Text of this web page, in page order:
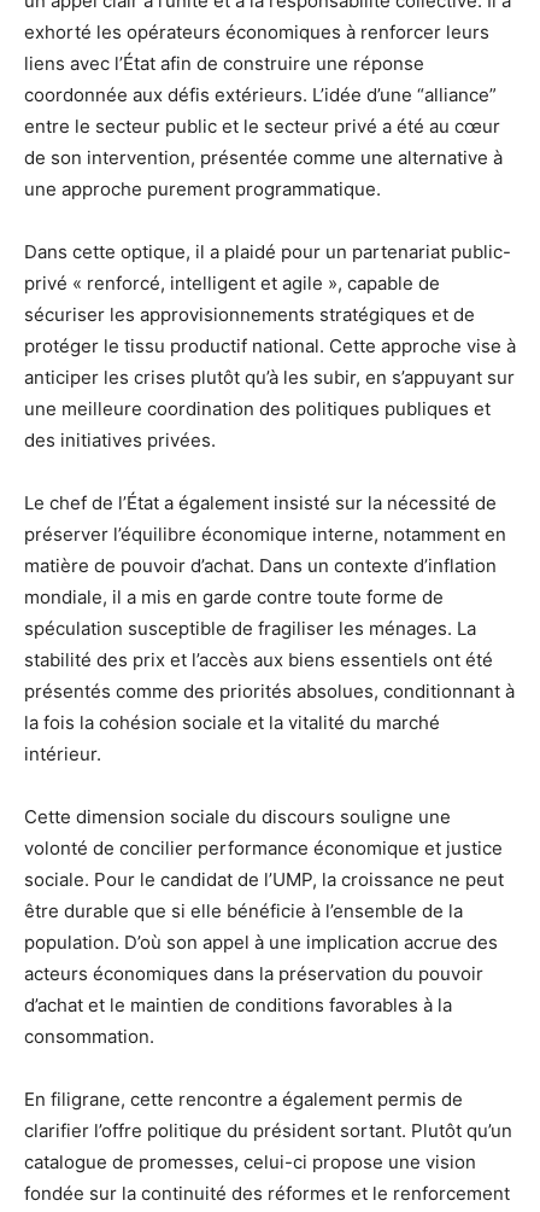
exhorté les opérateurs économiques à renforcer leurs
liens avec l’État afin de construire une réponse
coordonnée aux défis extérieurs. L’idée d’une “alliance”
entre le secteur public et le secteur privé a été au cœur
de son intervention, présentée comme une alternative à
une approche purement programmatique.
Dans cette optique, il a plaidé pour un partenariat public-
privé « renforcé, intelligent et agile », capable de
sécuriser les approvisionnements stratégiques et de
protéger le tissu productif national. Cette approche vise à
anticiper les crises plutôt qu’à les subir, en s’appuyant sur
une meilleure coordination des politiques publiques et
des initiatives privées.
Le chef de l’État a également insisté sur la nécessité de
préserver l’équilibre économique interne, notamment en
matière de pouvoir d’achat. Dans un contexte d’inflation
mondiale, il a mis en garde contre toute forme de
spéculation susceptible de fragiliser les ménages. La
stabilité des prix et l’accès aux biens essentiels ont été
présentés comme des priorités absolues, conditionnant à
la fois la cohésion sociale et la vitalité du marché
intérieur.
Cette dimension sociale du discours souligne une
volonté de concilier performance économique et justice
sociale. Pour le candidat de l’UMP, la croissance ne peut
être durable que si elle bénéficie à l’ensemble de la
population. D’où son appel à une implication accrue des
acteurs économiques dans la préservation du pouvoir
d’achat et le maintien de conditions favorables à la
consommation.
En filigrane, cette rencontre a également permis de
clarifier l’offre politique du président sortant. Plutôt qu’un
catalogue de promesses, celui-ci propose une vision
fondée sur la continuité des réformes et le renforcement